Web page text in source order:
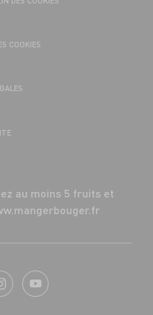
COOKIES
au moins 5 fruits et